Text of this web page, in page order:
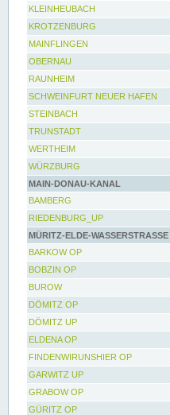
KLEINHEUBACH
KROTZENBURG
MAINFLINGEN
OBERNAU
RAUNHEIM
SCHWEINFURT NEUER HAFEN
STEINBACH
TRUNSTADT
WERTHEIM
WÜRZBURG
MAIN-DONAU-KANAL
BAMBERG
RIEDENBURG_UP
MÜRITZ-ELDE-WASSERSTRASSE
BARKOW OP
BOBZIN OP
BUROW
DÖMITZ OP
DÖMITZ UP
ELDENA OP
FINDENWIRUNSHIER OP
GARWITZ UP
GRABOW OP
GÜRITZ OP